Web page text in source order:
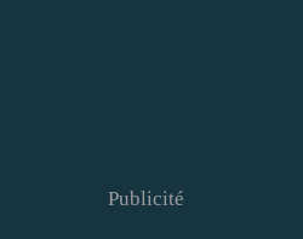
Publicité